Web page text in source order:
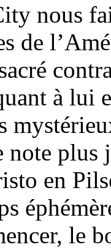
nous
de
à lui
note
en
le